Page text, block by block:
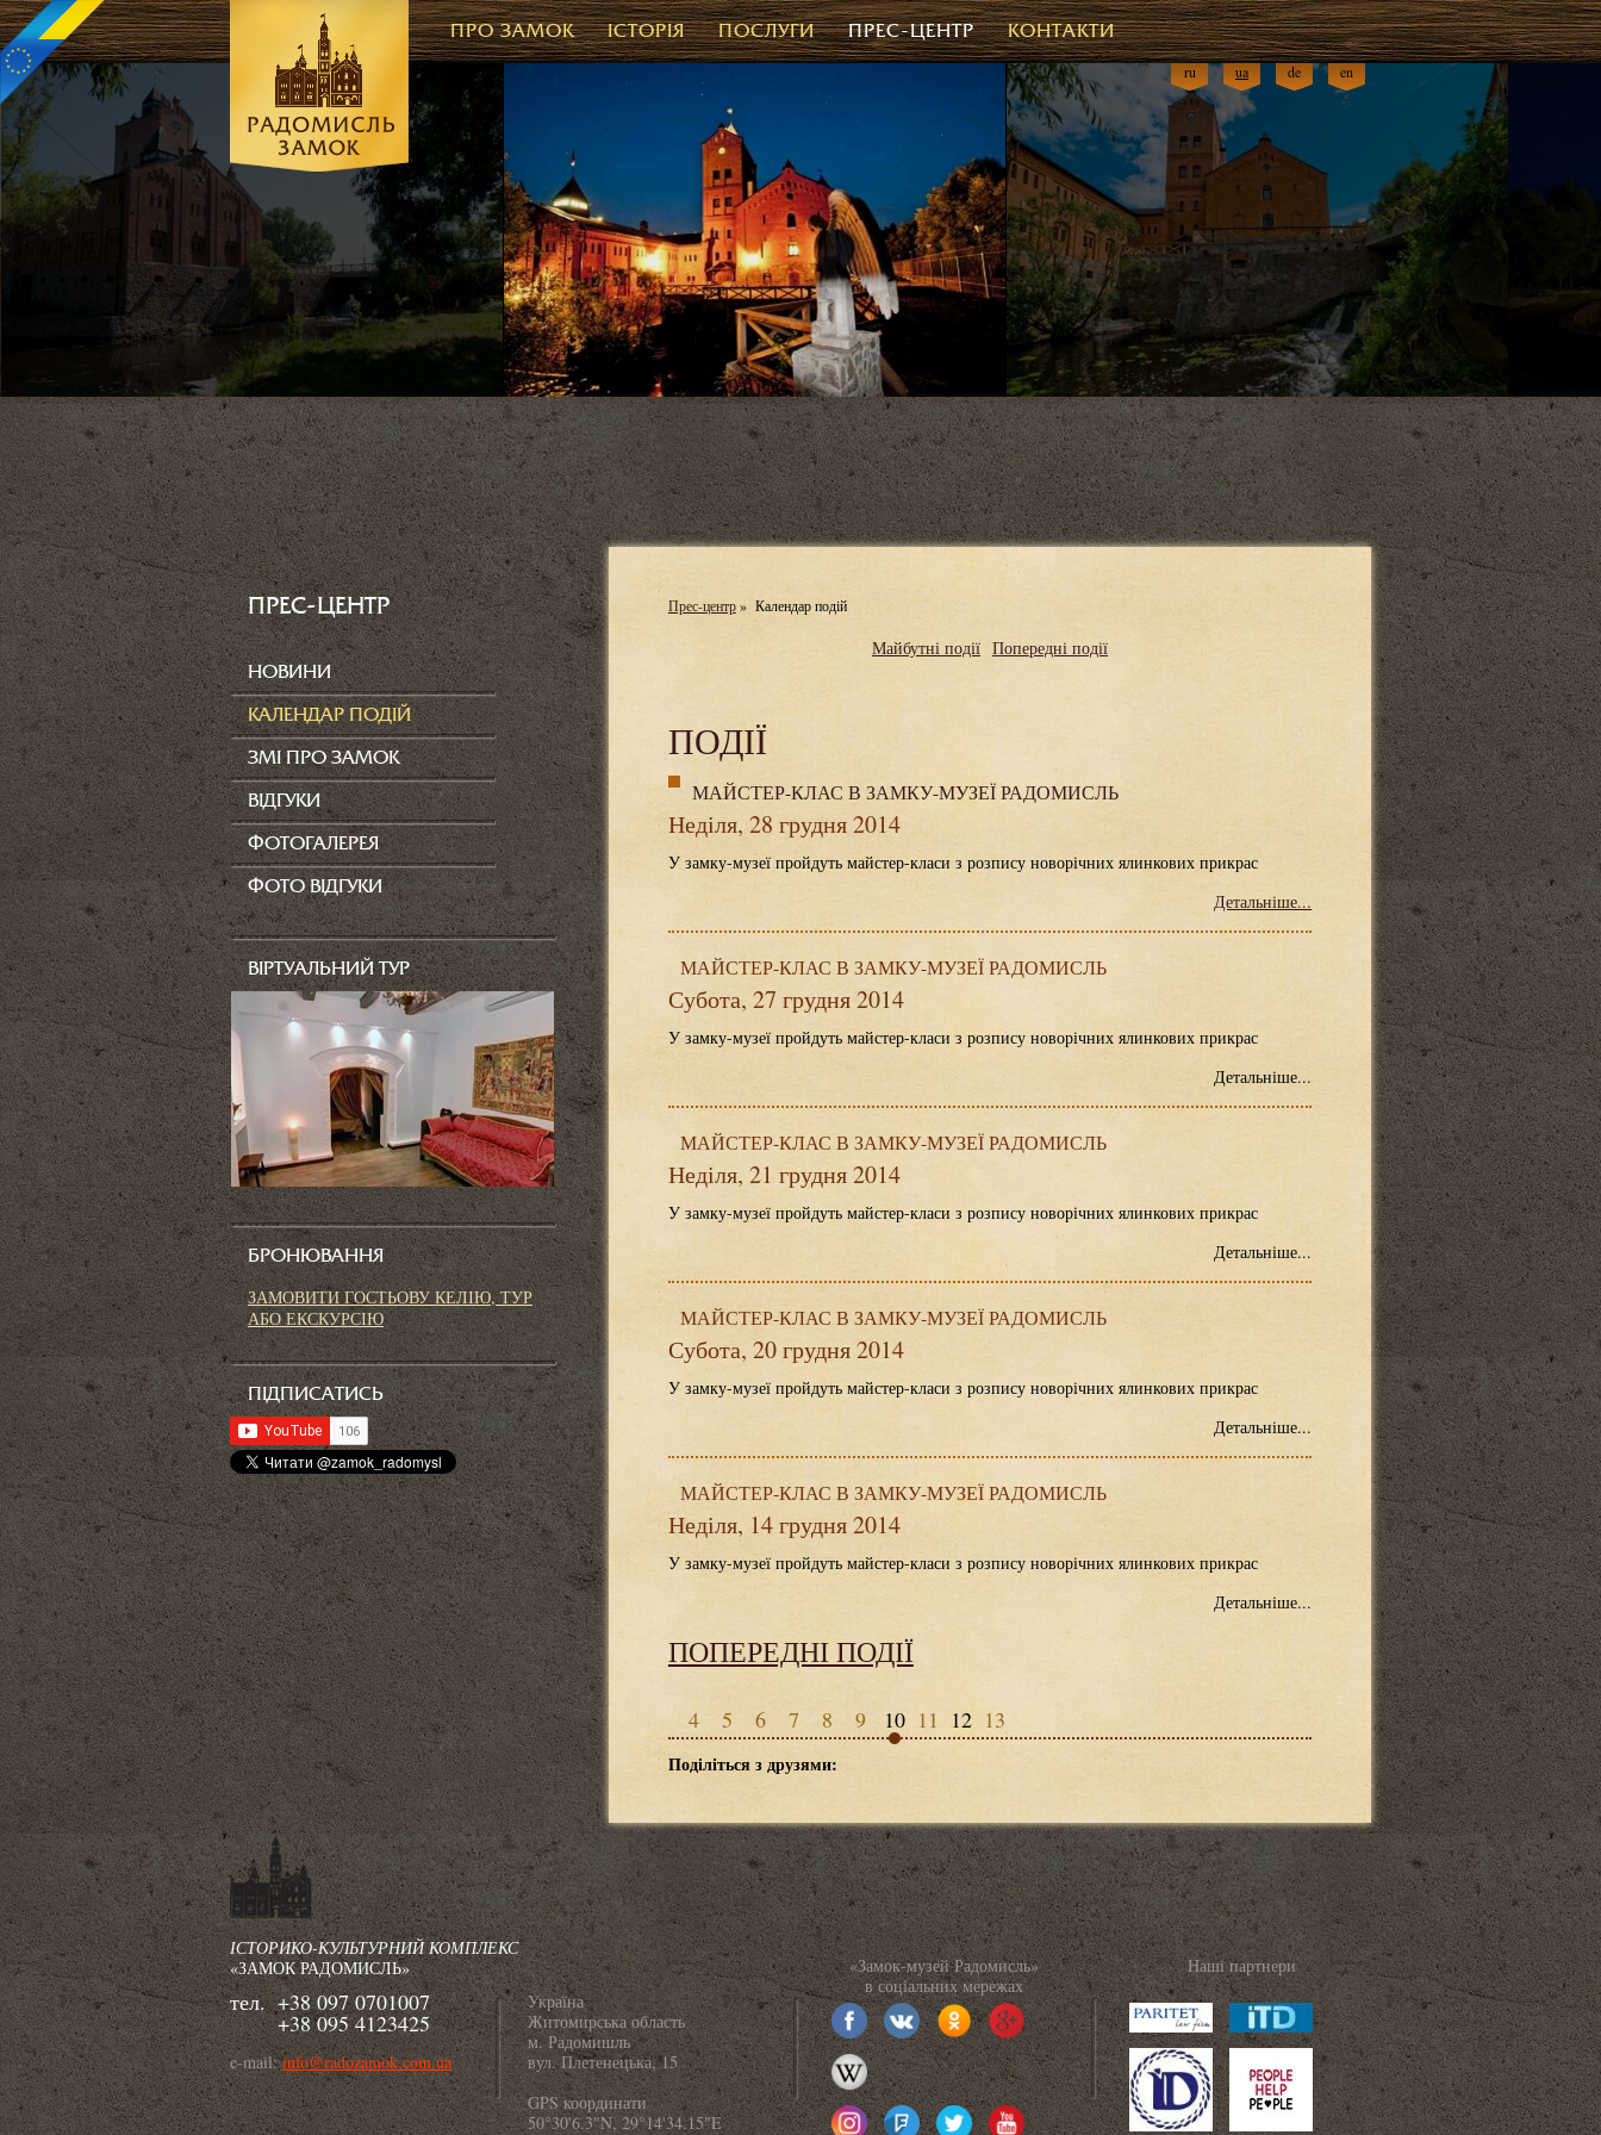
ПРО ЗАМОК ІСТОРІЯ ПОСЛУГИ ПРЕС-ЦЕНТР КОНТАКТИ
ru ua de en
ПРЕС-ЦЕНТР
НОВИНИ
КАЛЕНДАР ПОДІЙ
ЗМІ ПРО ЗАМОК
ВІДГУКИ
ФОТОГАЛЕРЕЯ
ФОТО ВІДГУКИ
ВІРТУАЛЬНИЙ ТУР
БРОНЮВАННЯ
ЗАМОВИТИ ГОСТЬОВУ КЕЛІЮ, ТУР
АБО ЕКСКУРСІЮ
ПІДПИСАТИСЬ
Прес-центр» Календар подій
Майбутні події Попередні події
ПОДІЇ
МАЙСТЕР-КЛАС В ЗАМКУ-МУЗЕЇ РАДОМИСЛЬ
Неділя, 28 грудня 2014
У замку-музеї пройдуть майстер-класи з розпису новорічних ялинкових прикрас
Детальніше...
МАЙСТЕР-КЛАС В ЗАМКУ-МУЗЕЇ РАДОМИСЛЬ
Субота, 27 грудня 2014
У замку-музеї пройдуть майстер-класи з розпису новорічних ялинкових прикрас
Детальніше...
МАЙСТЕР-КЛАС В ЗАМКУ-МУЗЕЇ РАДОМИСЛЬ
Неділя, 21 грудня 2014
У замку-музеї пройдуть майстер-класи з розпису новорічних ялинкових прикрас
Детальніше...
МАЙСТЕР-КЛАС В ЗАМКУ-МУЗЕЇ РАДОМИСЛЬ
Субота, 20 грудня 2014
У замку-музеї пройдуть майстер-класи з розпису новорічних ялинкових прикрас
Детальніше...
МАЙСТЕР-КЛАС В ЗАМКУ-МУЗЕЇ РАДОМИСЛЬ
Неділя, 14 грудня 2014
У замку-музеї пройдуть майстер-класи з розпису новорічних ялинкових прикрас
Детальніше...
ПОПЕРЕДНІ ПОДІЇ
4 5 6 7 8 9 10 11 12 13
Поділіться з друзями:
ІСТОРИКО-КУЛЬТУРНИЙ КОМПЛЕКС
«ЗАМОК РАДОМИСЛЬ»
тел. +38 097 0701007
+38 095 4123425
e-mail:info@radozamok.com.ua
Україна
Житомирська область
м. Радомишль
вул. Плетенецька, 15
GPS координати
50°30'6.3"N, 29°14'34.15"E
«Замок-музей Радомисль»
в соціальних мережах
Наші партнери